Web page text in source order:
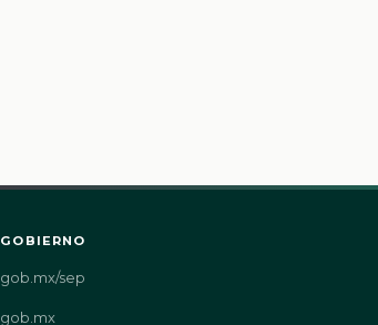
GOBIERNO
gob.mx/sep
gob.mx